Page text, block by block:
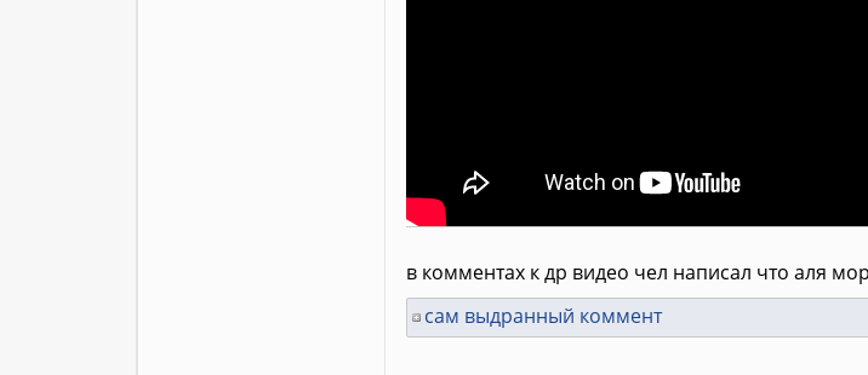
в комментах к др видео чел написал что аля
сам выдранный коммент